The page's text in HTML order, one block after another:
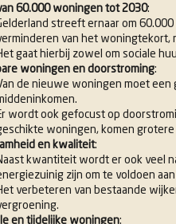
60.000 woningen tot 2030:
streeft ernaar om
van het woningtekort,
gaat hierbij zowel om sociale
woningen en doorstroming:
de nieuwe woningen moet een
wordt ook gefocust op
woningen, komen
en kwaliteit:
kwantiteit wordt er ook veel
zijn om te voldoen
verbeteren van bestaande
en tijdelijke woningen: